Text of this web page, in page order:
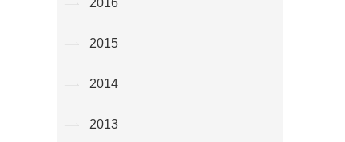
2016
2015
2014
2013